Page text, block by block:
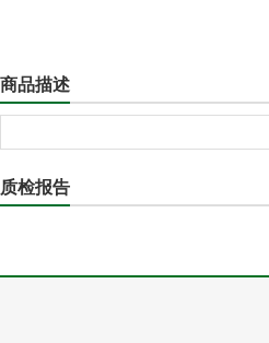
商品描述
质检报告